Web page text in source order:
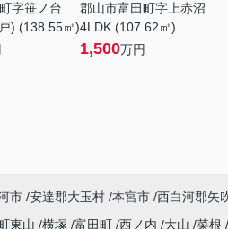
字笹ノ台
) (138.55㎡)
郡山市富田町字上赤沼
4LDK (107.62㎡)
1,500万円
市 安達郡大玉村 本宮市 西白河郡矢
東山 横塚 富田町 西ノ内 大山 菜根